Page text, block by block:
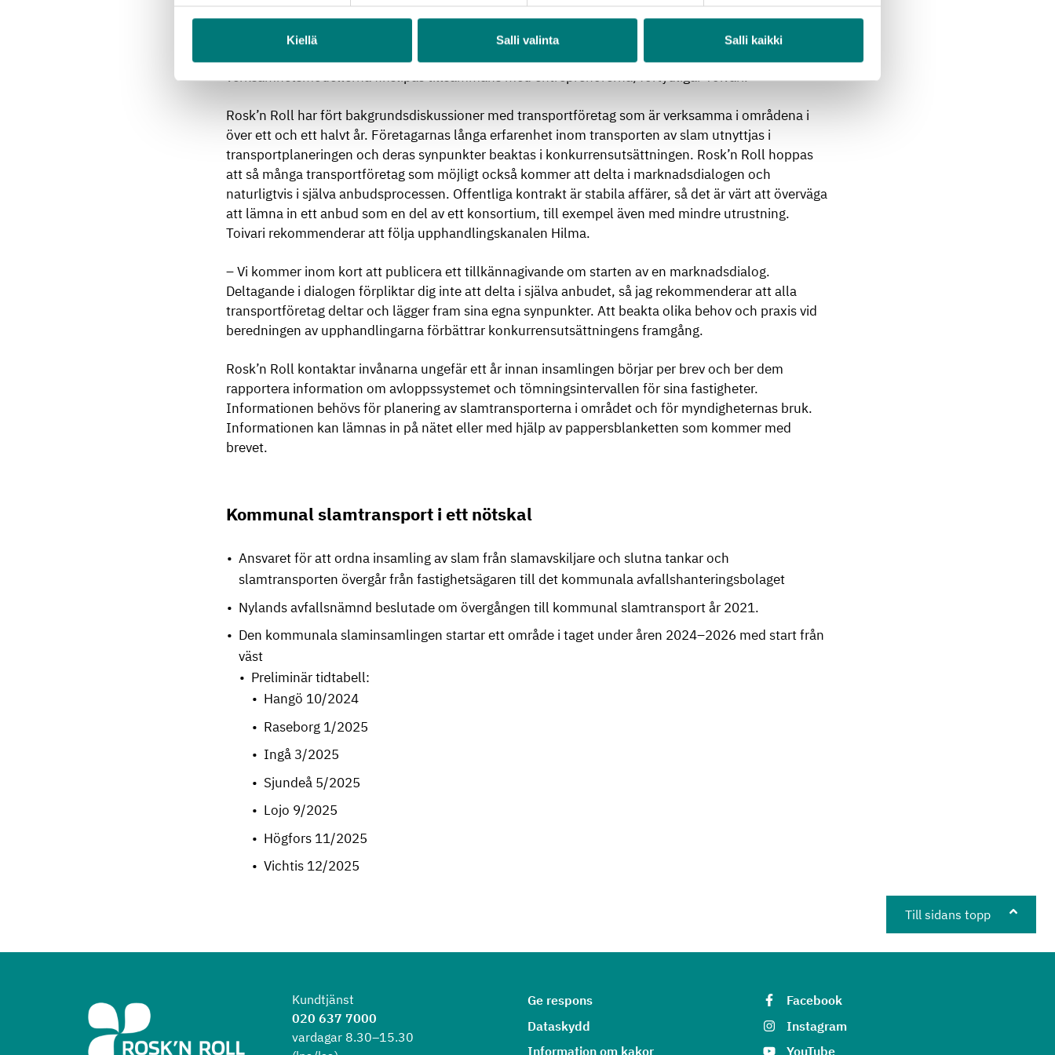
Kiellä Salli valinta Salli kaikki
2 år, bekant från avfallstransporter.
– Under den första avtalsperioden uppdateras fastigheternas tömningsuppgifter och
verksamhetsmodellerna finslipas tillsammans med entreprenörerna, förtydligar Toivari.
Rosk’n Roll har fört bakgrundsdiskussioner med transportföretag som är verksamma i områdena i
över ett och ett halvt år. Företagarnas långa erfarenhet inom transporten av slam utnyttjas i
transportplaneringen och deras synpunkter beaktas i konkurrensutsättningen. Rosk’n Roll hoppas
att så många transportföretag som möjligt också kommer att delta i marknadsdialogen och
naturligtvis i själva anbudsprocessen. Offentliga kontrakt är stabila affärer, så det är värt att överväga
att lämna in ett anbud som en del av ett konsortium, till exempel även med mindre utrustning.
Toivari rekommenderar att följa upphandlingskanalen Hilma.
– Vi kommer inom kort att publicera ett tillkännagivande om starten av en marknadsdialog.
Deltagande i dialogen förpliktar dig inte att delta i själva anbudet, så jag rekommenderar att alla
transportföretag deltar och lägger fram sina egna synpunkter. Att beakta olika behov och praxis vid
beredningen av upphandlingarna förbättrar konkurrensutsättningens framgång.
Rosk’n Roll kontaktar invånarna ungefär ett år innan insamlingen börjar per brev och ber dem
rapportera information om avloppssystemet och tömningsintervallen för sina fastigheter.
Informationen behövs för planering av slamtransporterna i området och för myndigheternas bruk.
Informationen kan lämnas in på nätet eller med hjälp av pappersblanketten som kommer med
brevet.
Kommunal slamtransport i ett nötskal
Ansvaret för att ordna insamling av slam från slamavskiljare och slutna tankar och
slamtransporten övergår från fastighetsägaren till det kommunala avfallshanteringsbolaget
Nylands avfallsnämnd beslutade om övergången till kommunal slamtransport år 2021.
Den kommunala slaminsamlingen startar ett område i taget under åren 2024–2026 med start från
väst
Preliminär tidtabell:
Hangö 10/2024
Raseborg 1/2025
Ingå 3/2025
Sjundeå 5/2025
Lojo 9/2025
Högfors 11/2025
Vichtis 12/2025
Till sidans topp
Kundtjänst
020 637 7000
vardagar 8.30–15.30
Ge respons
Dataskydd
Information om kakor
Facebook
Instagram
YouTube